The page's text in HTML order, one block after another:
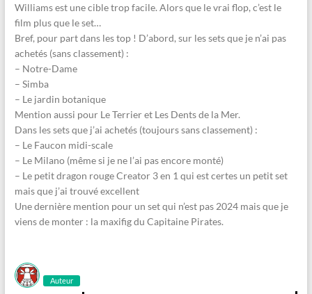
Williams est une cible trop facile. Alors que le vrai flop, c’est le
film plus que le set…
Bref, pour part dans les top ! D’abord, sur les sets que je n’ai pas
achetés (sans classement) :
– Notre-Dame
– Simba
– Le jardin botanique
Mention aussi pour Le Terrier et Les Dents de la Mer.
Dans les sets que j’ai achetés (toujours sans classement) :
– Le Faucon midi-scale
– Le Milano (même si je ne l’ai pas encore monté)
– Le petit dragon rouge Creator 3 en 1 qui est certes un petit set
mais que j’ai trouvé excellent
Une dernière mention pour un set qui n’est pas 2024 mais que je
viens de monter : la maxifig du Capitaine Pirates.
Auteur